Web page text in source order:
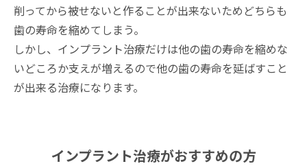
削ってから被せないと作ることが出来ないためどちらも
歯の寿命を縮めてしまう。
しかし、インプラント治療だけは他の歯の寿命を縮めな
いどころか支えが増えるので他の歯の寿命を延ばすこと
が出来る治療になります。
インプラント治療がおすすめの方